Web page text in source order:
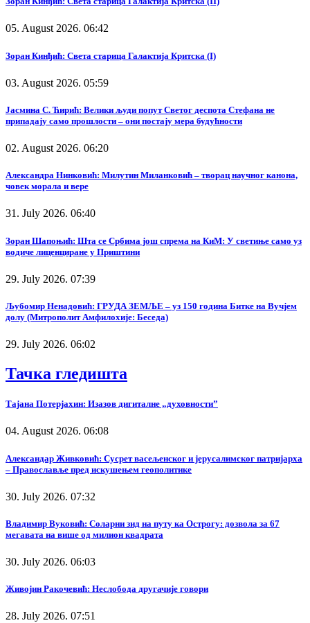
05. August 2026. 06:42
Зоран Кинђић: Света старица Галактија Критска (I)
03. August 2026. 05:59
Јасмина С. Ћирић: Велики људи попут Светог деспота Стефана не
припадају само прошлости – они постају мера будућности
02. August 2026. 06:20
Александра Нинковић: Милутин Миланковић – творац научног канона,
човек морала и вере
31. July 2026. 06:40
Зоран Шапоњић: Шта се Србима још спрема на КиМ: У светиње само уз
водиче лиценциране у Приштини
29. July 2026. 07:39
Љубомир Ненадовић: ГРУДА ЗЕМЉЕ – уз 150 година Битке на Вучјем
долу (Митрополит Амфилохије: Беседа)
29. July 2026. 06:02
Тачка гледишта
Тајана Потерјахин: Изазов дигиталне „духовности”
04. August 2026. 06:08
Александар Живковић: Сусрет васељенског и јерусалимског патријарха
– Православље пред искушењем геополитике
30. July 2026. 07:32
Владимир Вуковић: Соларни зид на путу ка Острогу: дозвола за 67
мегавата на више од милион квадрата
30. July 2026. 06:03
Живојин Ракочевић: Неслобода другачије говори
28. July 2026. 07:51